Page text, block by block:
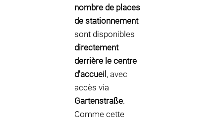
nombre de places
de stationnement
sont disponibles
directement
derrière le centre
d'accueil , avec
accès via
Gartenstraße.
Comme cette